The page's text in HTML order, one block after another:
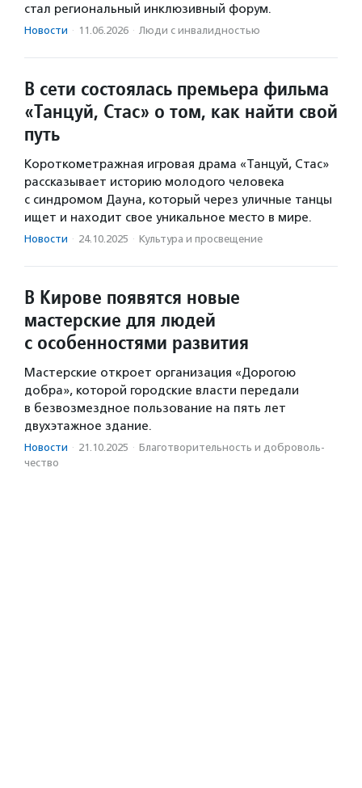
стал региональный инклюзивный форум.
Новости · 11.06.2026 · Люди с инвалидностью
В сети состоялась премьера фильма
«Танцуй, Стас» о том, как найти свой
путь
Короткометражная игровая драма «Танцуй, Стас»
рассказывает историю молодого человека
с синдромом Дауна, который через уличные танцы
ищет и находит свое уникальное место в мире.
Новости · 24.10.2025 · Культура и просвещение
В Кирове появятся новые
мастерские для людей
с особенностями развития
Мастерские откроет организация «Дорогою
добра», которой городские власти передали
в безвозмездное пользование на пять лет
двухэтажное здание.
Новости · 21.10.2025 · Благотвори­тель­ность и доброволь­
чест­во